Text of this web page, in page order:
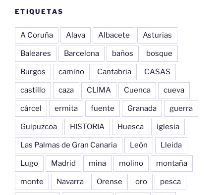
ETIQUETAS
A Coruña Alava Albacete Asturias
Baleares Barcelona baños bosque
Burgos camino Cantabria CASAS
castillo caza CLIMA Cuenca cueva
cárcel ermita fuente Granada guerra
Guipuzcoa HISTORIA Huesca iglesia
Las Palmas de Gran Canaria León Lleida
Lugo Madrid mina molino montaña
monte Navarra Orense oro pesca